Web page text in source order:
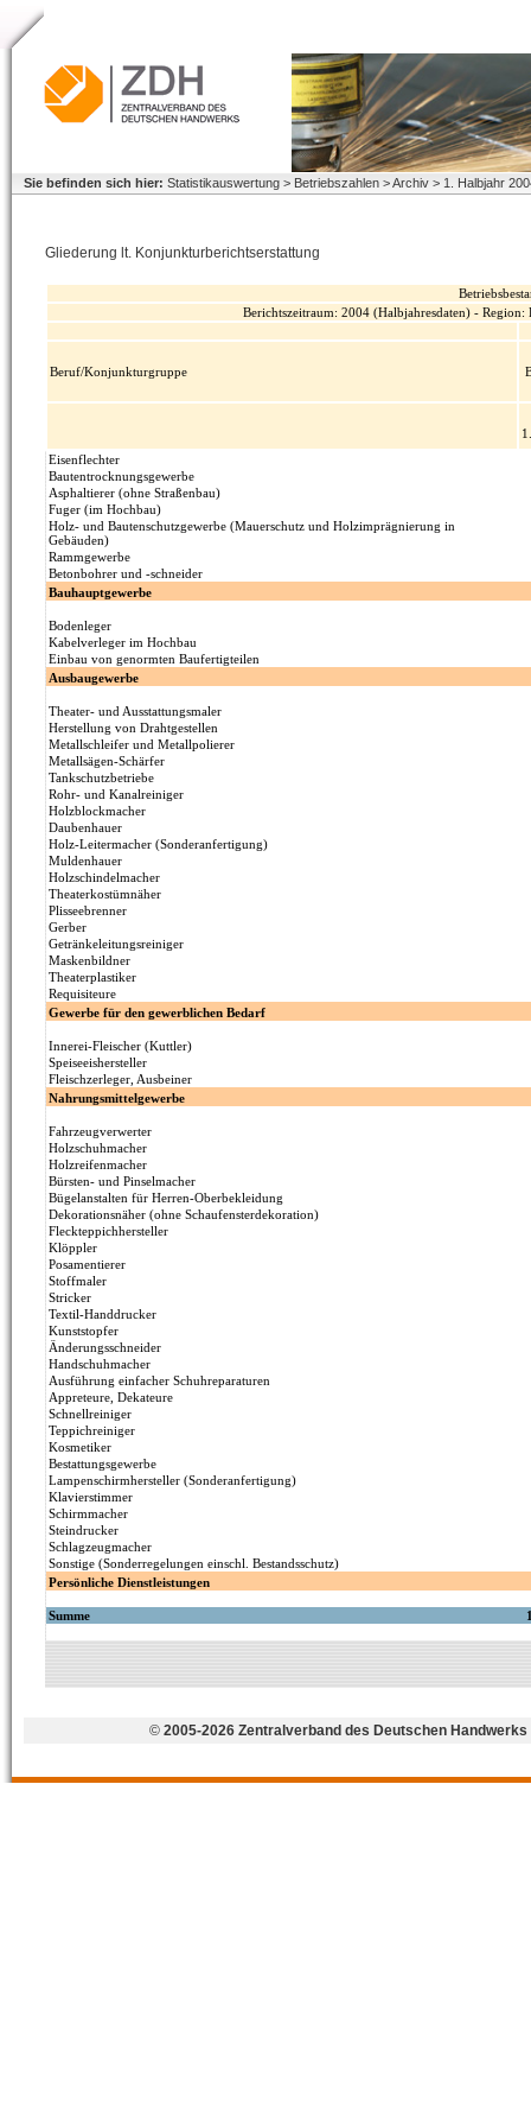
Sie befinden sich hier: Statistikauswertung > Betriebszahlen > Archiv > 1. Halbjahr
Gliederung lt. Konjunkturberichtserstattung
© 2005-2026 Zentralverband des Deutschen Handwerks